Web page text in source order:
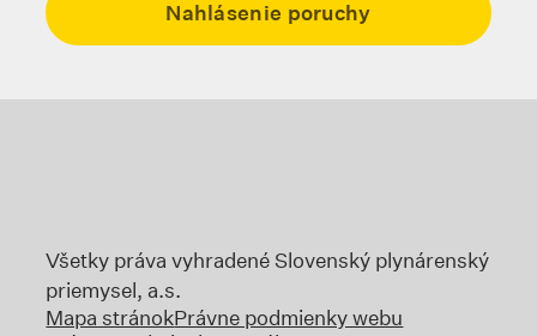
Nahlásenie poruchy
Všetky práva vyhradené Slovenský plynárenský
priemysel, a.s.
Mapa stránokPrávne podmienky webu